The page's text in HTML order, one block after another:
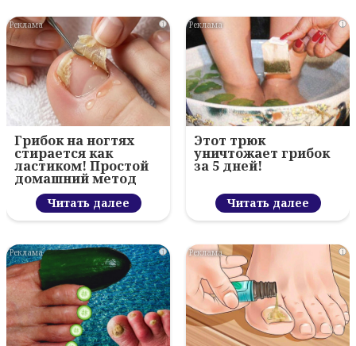
i
Грибок на ногтях
стирается как
ластиком! Простой
домашний метод
Читать далее
i
Этот трюк
уничтожает грибок
за 5 дней!
Читать далее
i i